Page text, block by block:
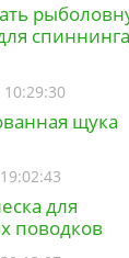
щука
для
поводков